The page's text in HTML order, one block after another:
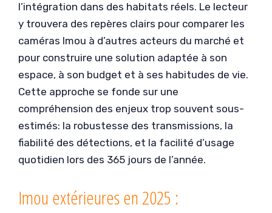
l’intégration dans des habitats réels. Le lecteur
y trouvera des repères clairs pour comparer les
caméras Imou à d’autres acteurs du marché et
pour construire une solution adaptée à son
espace, à son budget et à ses habitudes de vie.
Cette approche se fonde sur une
compréhension des enjeux trop souvent sous-
estimés: la robustesse des transmissions, la
fiabilité des détections, et la facilité d’usage
quotidien lors des 365 jours de l’année.
Imou extérieures en 2025 :